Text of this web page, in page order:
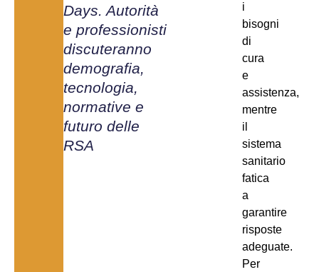
Days. Autorità
e professionisti
discuteranno
demografia,
tecnologia,
normative e
futuro delle
RSA
i
bisogni
di
cura
e
assistenza,
mentre
il
sistema
sanitario
fatica
a
garantire
risposte
adeguate.
Per